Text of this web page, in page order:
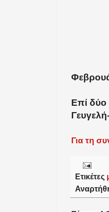
Επί δύο
Για τη
Ετικέτες